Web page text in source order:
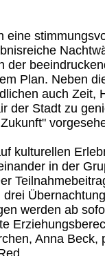
eine
der
Plan. Neben
auch Zeit,
der Stadt zu
kulturellen
in der
werden ab
Anna Beck,